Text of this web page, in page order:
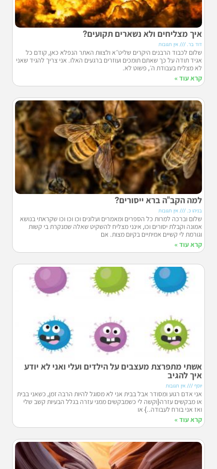
איך מצליחים ולא נשארים תקועים?
דוד בר. אין תגובות
שלום לכבוד הרבנים היקרים שליט״א ולצוות האתר הנפלא כאן, קודם כל
אגיד תודה על כך שאתם תומכים ועוזרים ברגעים האלו. אני צריך להגיד שאני
לא מצליח בעבודת ה׳, פשוט לא.
קרא עוד »
למה הקב"ה ברא ייסורים?
בניהו כ. אין תגובות
שלום וברכה למרות כל הספרים ומאמרים ועלונים וכו וכו וכו שקראתי בנושא
אמונה וקבלת יסורים וכו, אינני מצליח להשקיט שאלה שמנקרת בי קשות
וגורמת לי קשיים אמיתיים בקיום מצות. אם
קרא עוד »
אשתי מתפרצת מעצבים על הילדים ועלי ואני לא יודע
איך להגיב
יוסף אין תגובות
אני אדם רגוע ומסודר אבל בבית אני לא מסוגל להיות הרבה זמן, כשאני בבית
או מבקשים עזרה{וקשה לי כשמבקשים ממני עזרה בגלל הבעיות קשב שלי
ואז אני בורח לעבודה..} או
קרא עוד »